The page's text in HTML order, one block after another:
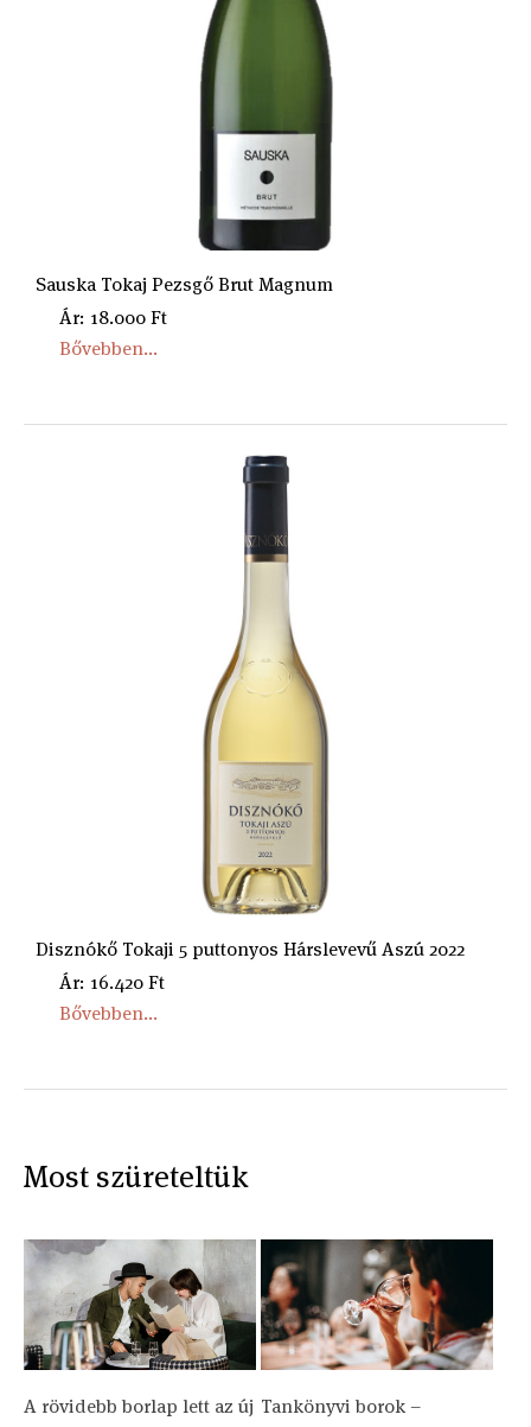
Sauska Tokaj Pezsgő Brut Magnum
Ár: 18.000 Ft
Bővebben...
Disznókő Tokaji 5 puttonyos Hárslevevű Aszú 2022
Ár: 16.420 Ft
Bővebben...
Most szüreteltük
A rövidebb borlap lett az új Tankönyvi borok –